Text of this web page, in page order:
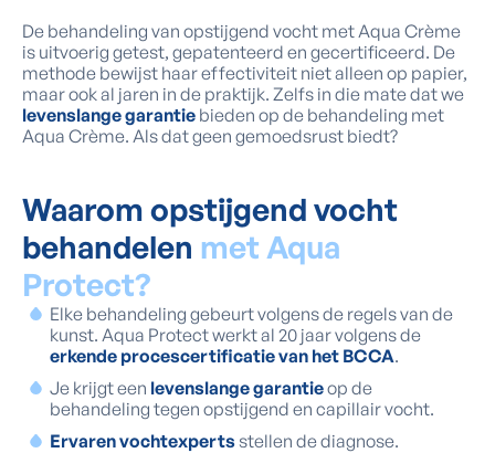
De behandeling van opstijgend vocht met Aqua Crème
is uitvoerig getest, gepatenteerd en gecertificeerd. De
methode bewijst haar effectiviteit niet alleen op papier,
maar ook al jaren in de praktijk. Zelfs in die mate dat we
levenslange garantie bieden op de behandeling met
Aqua Crème. Als dat geen gemoedsrust biedt?
Waarom opstijgend vocht
behandelen met Aqua
Protect?
Elke behandeling gebeurt volgens de regels van de
kunst. Aqua Protect werkt al 20 jaar volgens de
erkende procescertificatie van het BCCA.
Je krijgt een levenslange garantieop de
behandeling tegen opstijgend en capillair vocht.
Ervaren vochtexpertsstellen de diagnose.